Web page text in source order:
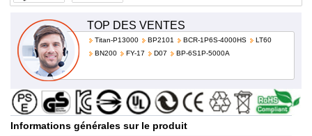
TOP DES VENTES
Titan-P13000 BP2101 BCR-1P6S-4000HS
LT60
BN200
FY-17 D07 BP-6S1P-5000A
Informations générales sur le produit